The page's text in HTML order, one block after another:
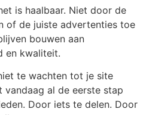
is haalbaar. Niet door de
of de juiste advertenties toe
bouwen aan
en kwaliteit.
te wachten tot je site
vandaag al de eerste stap
Door iets te delen. Door